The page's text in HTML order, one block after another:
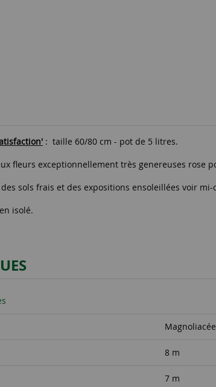
: taille 60/80 cm - pot de 5 litres.
fleurs exceptionnellement très genereuses rose
sols frais et des expositions ensoleillées voir
isolé.
8 m
7 m